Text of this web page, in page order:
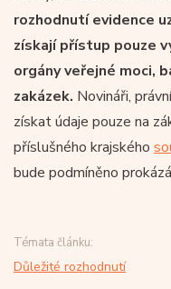
rozhodnutí evidence
získají přístup pouze
orgány veřejné moci,
zakázek. Novináři,
získat údaje pouze na
příslušného krajského
bude podmíněno
Témata článku:
Důležité rozhodnutí